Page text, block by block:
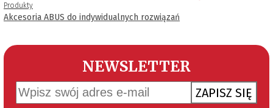
Produkty
Akcesoria ABUS do indywidualnych rozwiązań
NEWSLETTER
ZAPISZ SIĘ